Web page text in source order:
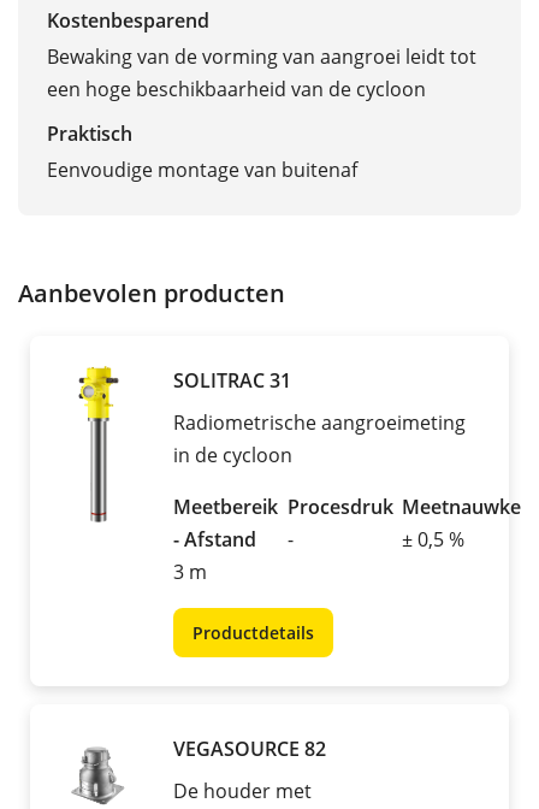
Kostenbesparend
Bewaking van de vorming van aangroei leidt tot
een hoge beschikbaarheid van de cycloon
Praktisch
Eenvoudige montage van buitenaf
Aanbevolen producten
SOLITRAC 31
Radiometrische aangroeimeting
in de cycloon
Meetbereik
- Afstand
3 m
Procesdruk
-
± 0,5 %
Productdetails
VEGASOURCE 82
De houder met